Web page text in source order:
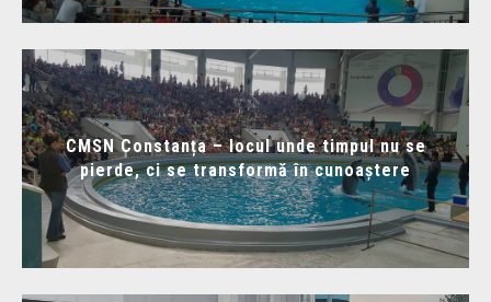
CMSN Constanța – locul unde timpul nu se
pierde, ci se transformă în cunoaștere